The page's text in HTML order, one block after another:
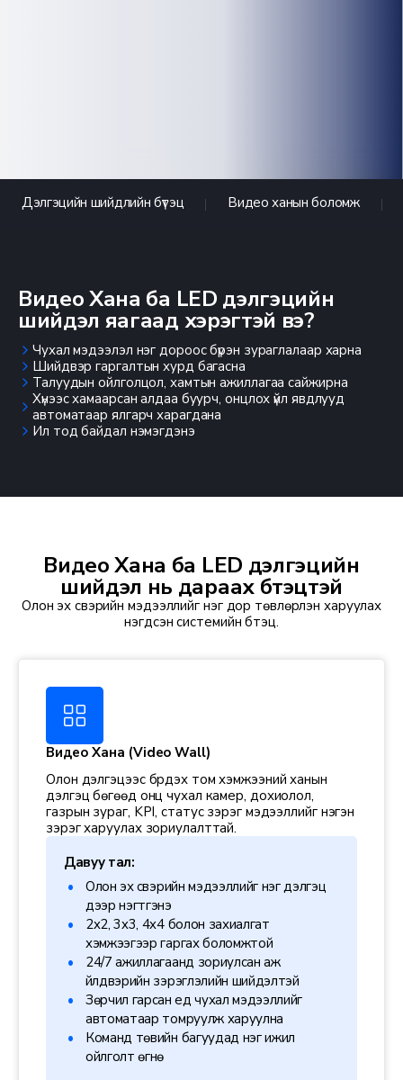
Дэлгэцийн шийдлийн бүтэц Видео ханын боломж
Видео Хана ба LED дэлгэцийн
шийдэл яагаад хэрэгтэй вэ?
Чухал мэдээлэл нэг дороос бүрэн зураглалаар харна
Шийдвэр гаргалтын хурд багасна
Талуудын ойлголцол, хамтын ажиллагаа сайжирна
Хүнээс хамаарсан алдаа буурч, онцлох үйл явдлууд
автоматаар ялгарч харагдана
Ил тод байдал нэмэгдэнэ
Видео Хана ба LED дэлгэцийн
шийдэл нь дараах бүтэцтэй
Олон эх үүсвэрийн мэдээллийг нэг дор төвлөрүүлэн харуулах
нэгдсэн системийн бүтэц.
Видео Хана (Video Wall)
Олон дэлгэцээс бүрдэх том хэмжээний ханын
дэлгэц бөгөөд онц чухал камер, дохиолол,
газрын зураг, KPI, статус зэрэг мэдээллийг нэгэн
зэрэг харуулах зориулалттай.
Давуу тал:
Олон эх үүсвэрийн мэдээллийг нэг дэлгэц
дээр нэгтгэнэ
2x2, 3x3, 4x4 болон захиалгат
хэмжээгээр гаргах боломжтой
24/7 ажиллагаанд зориулсан аж
үйлдвэрийн зэрэглэлийн шийдэлтэй
Зөрчил гарсан үед чухал мэдээллийг
автоматаар томруулж харуулна
Команд төвийн багуудад нэг ижил
ойлголт өгнө